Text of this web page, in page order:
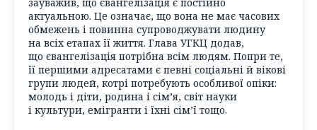
зауважив, що євангелізація є постійно
актуальною. Це означає, що вона не має часових
обмежень і повинна супроводжувати людину
на всіх етапах її життя. Глава УГКЦ додав,
що євангелізація потрібна всім людям. Попри те,
її першими адресатами є певні соціальні й вікові
групи людей, котрі потребують особливої опіки:
молодь і діти, родина і сім’я, світ науки
і культури, емігранти і їхні сім’ї тощо.